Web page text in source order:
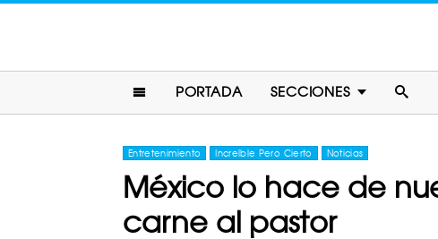
PORTADA SECCIONES
Entretenimiento Increíble Pero Cierto Noticias
México lo hace de
carne al pastor